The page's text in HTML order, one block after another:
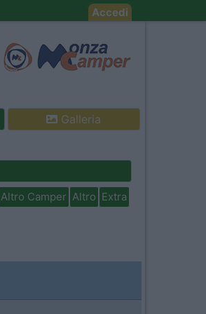
Accedi
Galleria
Altro Camper Altro Extra